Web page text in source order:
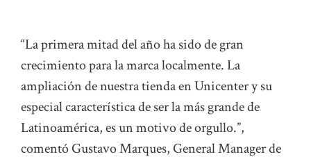
“La primera mitad del año ha sido de gran
crecimiento para la marca localmente. La
ampliación de nuestra tienda en Unicenter y su
especial característica de ser la más grande de
Latinoamérica, es un motivo de orgullo.”,
comentó Gustavo Marques, General Manager de